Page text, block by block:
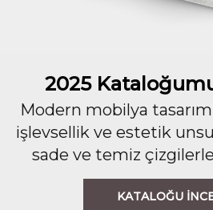
2025
Modern mobilya
işlevsellik ve estetik
sade ve temiz
KATALOĞU